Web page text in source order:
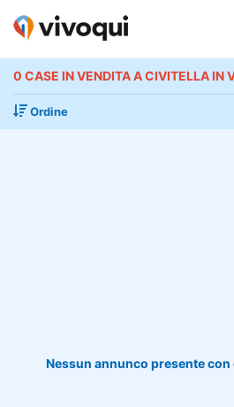
0 CASE IN VENDITA A CIVITELLA IN
Ordine
Nessun annunco presente